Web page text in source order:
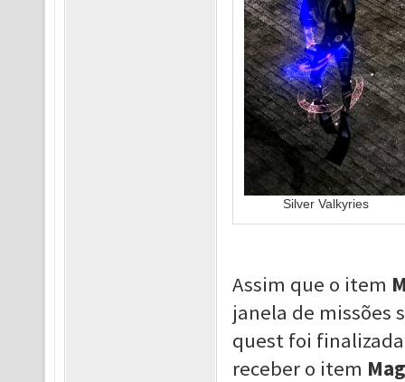
Silver Valkyries
Assim que o item
janela de missões
quest foi
receber o item